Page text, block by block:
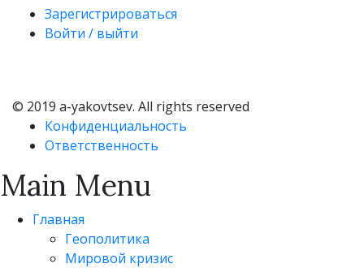
Зарегистрироваться
Войти / выйти
© 2019 a-yakovtsev. All rights reserved
Конфиденциальность
Ответственность
Main Menu
Главная
Геополитика
Мировой кризис